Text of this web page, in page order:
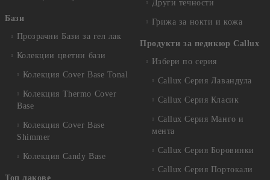
Бази
Прозрачни Бази за гел лак
Колекции цветни бази
Колекция Cover Base Tonal
Колекция Thermo Cover
Base
Колекция Cover Base
Shimmer
Колекция Candy Base
Топ лакове
Други течности
Грижа за нокти и кожа
Продукти за педикюр Callux
Избери по серия
Callux Серия Лавандула
Callux Серия Класик
Callux Серия Манго и
мента
Callux Серия Боровинки
Callux Серия Портокали